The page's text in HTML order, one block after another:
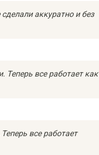
аккуратно и без
Теперь все работает как
все работает